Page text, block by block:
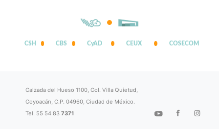
CSH CBS CyAD CEUX COSECOM
Calzada del Hueso 1100, Col. Villa Quietud,
Coyoacán, C.P. 04960, Ciudad de México.
Tel. 55 54 837371